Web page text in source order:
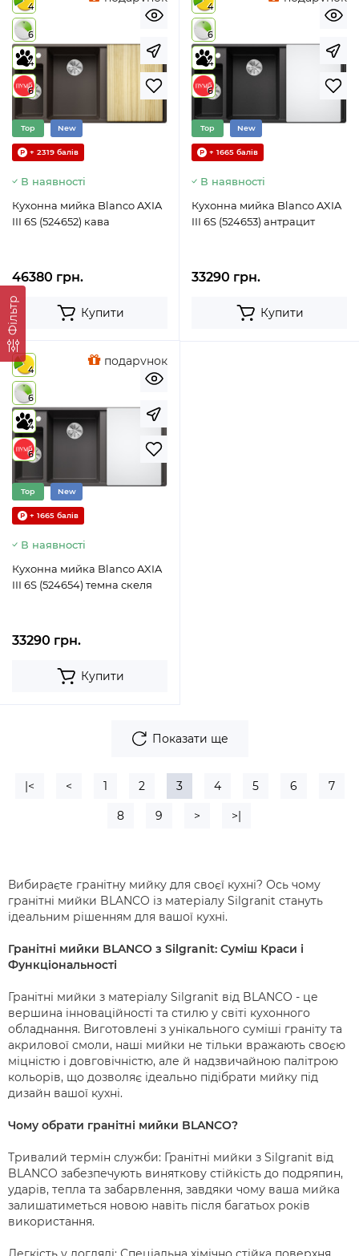
Фільтр
4
6
4
6
Top New
+ 2319 балів
В наявності
Кухонна мийка Blanco AXIA
III 6S (524652) кава
46380 грн.
Купити
4
6
4
6
Top New
+ 1665 балів
В наявності
Кухонна мийка Blanco AXIA
III 6S (524653) антрацит
33290 грн.
Купити
4
6
4
6
подарунок
Top New
+ 1665 балів
В наявності
Кухонна мийка Blanco AXIA
III 6S (524654) темна скеля
33290 грн.
Купити
Показати ще
|< < 1 2 3 4 5 6 7
8 9 > >|
Вибираєте гранітну мийку для своєї кухні? Ось чому
гранітні мийки BLANCO із матеріалу Silgranit стануть
ідеальним рішенням для вашої кухні.
Гранітні мийки BLANCO з Silgranit: Суміш Краси і
Функціональності
Гранітні мийки з матеріалу Silgranit від BLANCO - це
вершина інноваційності та стилю у світі кухонного
обладнання. Виготовлені з унікального суміші граніту та
акрилової смоли, наші мийки не тільки вражають своєю
міцністю і довговічністю, але й надзвичайною палітрою
кольорів, що дозволяє ідеально підібрати мийку під
дизайн вашої кухні.
Чому обрати гранітні мийки BLANCO?
Тривалий термін служби: Гранітні мийки з Silgranit від
BLANCO забезпечують виняткову стійкість до подряпин,
ударів, тепла та забарвлення, завдяки чому ваша мийка
залишатиметься новою навіть після багатьох років
використання.